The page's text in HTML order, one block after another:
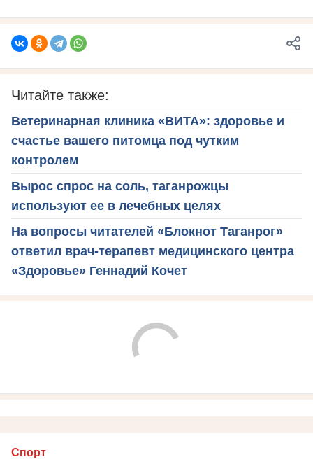
Читайте также:
Ветеринарная клиника «ВИТА»: здоровье и
счастье вашего питомца под чутким
контролем
Вырос спрос на соль, таганрожцы
используют ее в лечебных целях
На вопросы читателей «Блокнот Таганрог»
ответил врач-терапевт медицинского центра
«Здоровье» Геннадий Кочет
Спорт